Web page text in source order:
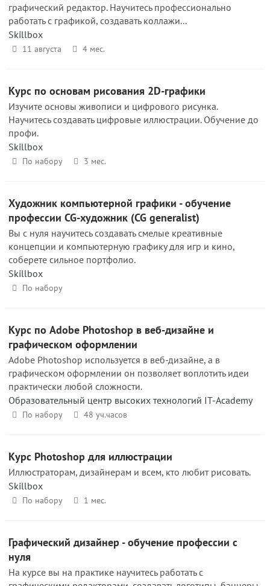
графический редактор. Научитесь профессионально
работать с графикой, создавать коллажи...
Skillbox
11 августа 4 мес.
Курс по основам рисования 2D-графики
Изучите основы живописи и цифрового рисунка.
Научитесь создавать цифровые иллюстрации. Обучение до
профи.
Skillbox
По набору 3 мес.
Художник компьютерной графики - обучение
профессии CG-художник (CG generalist)
Вы с нуля научитесь создавать смелые креативные
концепции и компьютерную графику для игр и кино,
соберете сильное портфолио.
Skillbox
По набору
Курс по Adobe Photoshop в веб-дизайне и
графическом оформлении
Adobe Photoshop используется в веб-дизайне, а в
графическом оформлении он позволяет воплотить идеи
практически любой сложности.
Образовательный центр высоких технологий IT-Academy
По набору 48 уч.часов
Курс Photoshop для иллюстрации
Иллюстраторам, дизайнерам и всем, кто любит рисовать.
Skillbox
По набору 1 мес.
Графический дизайнер - обучение профессии с
нуля
На курсе вы на практике научитесь работать с